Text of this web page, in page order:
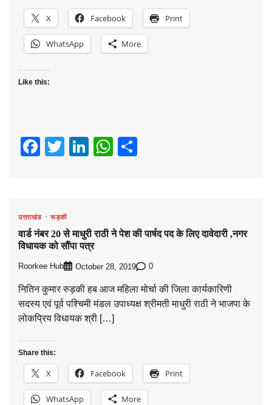
X Facebook Print
WhatsApp More
Like this:
Facebook
TwitterLinkedIn
WhatsApp
उत्तराखंड रूड़की
वार्ड नंबर 20 से माधुरी राठी ने पेश की पार्षद पद के लिए दावेदारी ,नगर
विधायक को सौंपा पत्र
Roorkee Hub October 28, 2019 0
नितिन कुमार रुड़की हब आज महिला मोर्चा की जिला कार्यकारिणी
सदस्य एवं पूर्व पश्चिमी मंडल उपाध्यक्ष श्रीमती माधुरी राठी ने भाजपा के
लोकप्रिय विधायक श्री […]
Share this:
X Facebook Print
WhatsApp More